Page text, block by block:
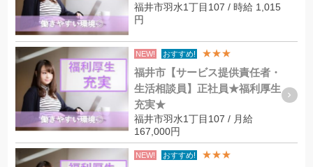
福井市羽水1丁目107 / 時給 1,015
円
NEW! おすすめ! ★★★
福井市【サービス提供責任者・
生活相談員】正社員★福利厚生
充実★
福井市羽水1丁目107 / 月給
167,000円
NEW! おすすめ! ★★★